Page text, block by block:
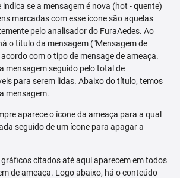
se a mensagem é nova (hot - quente)
marcadas com esse ícone são aquelas
pelo analisador do FuraAedes. Ao
o título da mensagem ("Mensagem de
com o tipo de mensage de ameaça.
mensagem seguido pelo total de
para serem lidas. Abaixo do título, temos
mensagem.
aparece o ícone da ameaça para a qual
seguido de um ícone para apagar a
citados até aqui aparecem em todos
de ameaça. Logo abaixo, há o conteúdo